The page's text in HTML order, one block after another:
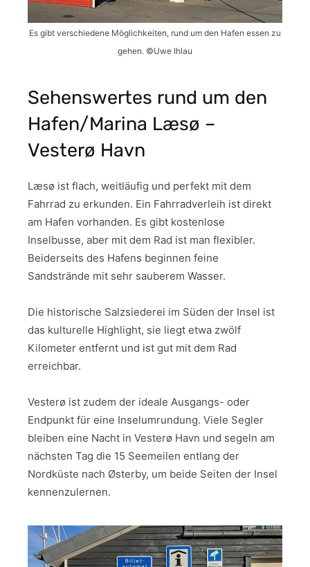
Es gibt verschiedene Möglichkeiten, rund um den Hafen essen zu
gehen. ©Uwe Ihlau
Sehenswertes rund um den
Hafen/Marina Læsø –
Vesterø Havn
Læsø ist flach, weitläufig und perfekt mit dem
Fahrrad zu erkunden. Ein Fahrradverleih ist direkt
am Hafen vorhanden. Es gibt kostenlose
Inselbusse, aber mit dem Rad ist man flexibler.
Beiderseits des Hafens beginnen feine
Sandstrände mit sehr sauberem Wasser.
Die historische Salzsiederei im Süden der Insel ist
das kulturelle Highlight, sie liegt etwa zwölf
Kilometer entfernt und ist gut mit dem Rad
erreichbar.
Vesterø ist zudem der ideale Ausgangs- oder
Endpunkt für eine Inselumrundung. Viele Segler
bleiben eine Nacht in Vesterø Havn und segeln am
nächsten Tag die 15 Seemeilen entlang der
Nordküste nach Østerby, um beide Seiten der Insel
kennenzulernen.